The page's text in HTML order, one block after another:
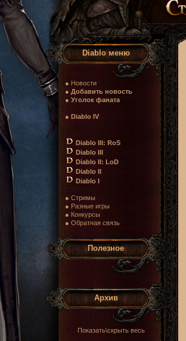
Diablo меню
● Новости
● Добавить новость
● Уголок фаната
● Diablo IV
Diablo III: RoS
Diablo III
Diablo II: LoD
Diablo II
Diablo I
● Стримы
● Разные игры
● Конкурсы
● Обратная связь
Полезное
Архив
Показать\скрыть весь